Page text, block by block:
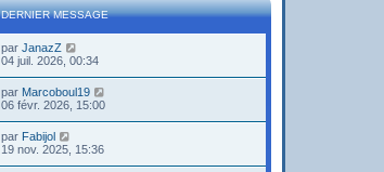
DERNIER MESSAGE
par JanazZ
04 juil. 2026, 00:34
par Marcoboul19
06 févr. 2026, 15:00
par Fabijol
19 nov. 2025, 15:36